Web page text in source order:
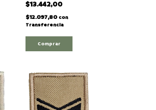
$13.442,00
$12.097,80 con
Transferencia
Comprar